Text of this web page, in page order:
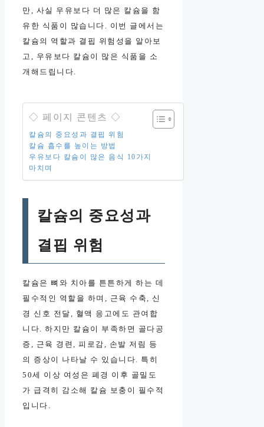
만, 사실 우유보다 더 많은 칼슘을 함
유한 식품이 많습니다. 이번 글에서는
칼슘의 역할과 결핍 위험성을 알아보
고, 우유보다 칼슘이 많은 식품을 소
개해드립니다.
◇ 페이지 콘텐츠 ◇
칼슘의 중요성과 결핍 위험
칼슘 흡수를 높이는 방법
우유보다 칼슘이 많은 음식 10가지
마치며
칼슘의 중요성과
결핍 위험
칼슘은 뼈와 치아를 튼튼하게 하는 데
필수적인 역할을 하며, 근육 수축, 신
경 신호 전달, 혈액 응고에도 관여합
니다. 하지만 칼슘이 부족하면 골다공
증, 근육 경련, 피로감, 손발 저림 등
의 증상이 나타날 수 있습니다. 특히
50세 이상 여성은 폐경 이후 골밀도
가 급격히 감소해 칼슘 보충이 필수적
입니다.